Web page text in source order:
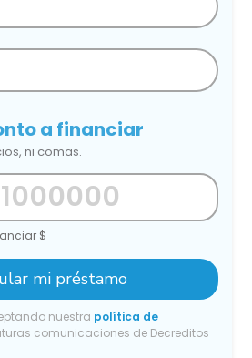
a financiar
ni comas.
$
mi préstamo
nuestra política de
comunicaciones de Decreditos